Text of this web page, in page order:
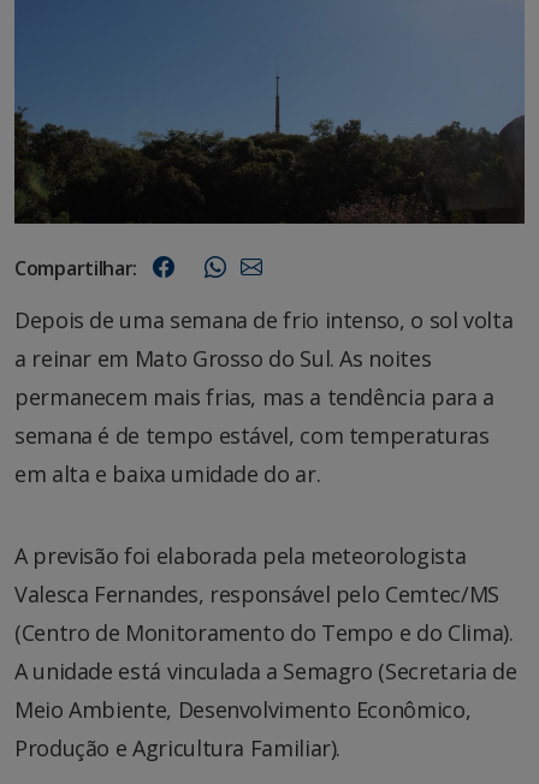
Compartilhar:
Depois de uma semana de frio intenso, o sol volta
a reinar em Mato Grosso do Sul. As noites
permanecem mais frias, mas a tendência para a
semana é de tempo estável, com temperaturas
em alta e baixa umidade do ar.
A previsão foi elaborada pela meteorologista
Valesca Fernandes, responsável pelo Cemtec/MS
(Centro de Monitoramento do Tempo e do Clima).
A unidade está vinculada a Semagro (Secretaria de
Meio Ambiente, Desenvolvimento Econômico,
Produção e Agricultura Familiar).